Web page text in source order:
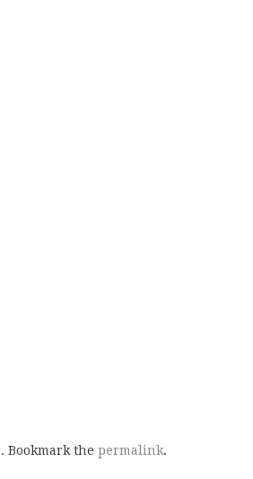
. Bookmark the permalink.